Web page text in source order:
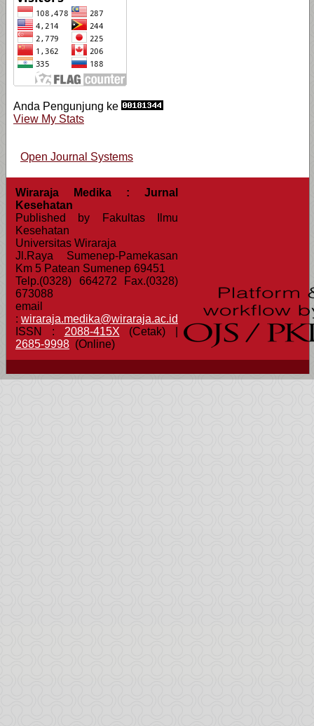
Anda Pengunjung ke
View My Stats
Open Journal Systems
Wiraraja Medika : Jurnal
Kesehatan
Published by Fakultas Ilmu
Kesehatan
Universitas Wiraraja
Jl.Raya Sumenep-Pamekasan
Km 5 Patean Sumenep 69451
Telp.(0328) 664272 Fax.(0328)
673088
email
: wiraraja.medika@wiraraja.ac.id
ISSN : 2088-415X (Cetak) |
2685-9998 (Online)